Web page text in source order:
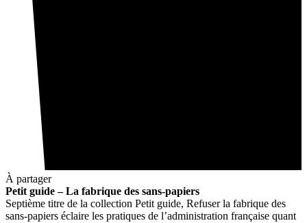
À partager
Petit guide – La fabrique des sans-papiers
Septième titre de la collection Petit guide, Refuser la fabrique des
sans-papiers éclaire les pratiques de l’administration française quant